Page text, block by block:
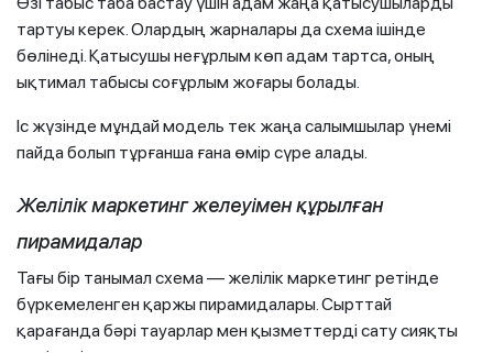
тартуы керек. Олардың жарналары да схема ішінде
бөлінеді. Қатысушы неғұрлым көп адам тартса, оның
ықтимал табысы соғұрлым жоғары болады.
Іс жүзінде мұндай модель тек жаңа салымшылар үнемі
пайда болып тұрғанша ғана өмір сүре алады.
Желілік маркетинг желеуімен құрылған
пирамидалар
Тағы бір танымал схема — желілік маркетинг ретінде
бүркемеленген қаржы пирамидалары. Сырттай
қарағанда бәрі тауарлар мен қызметтерді сату сияқты